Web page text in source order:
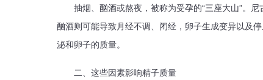
抽烟、酗酒或熬夜，被称为受孕的“三座大山”。尼
酗酒则可能导致月经不调、闭经，卵子生成变异以及
泌和卵子的质量。
二、这些因素影响精子质量